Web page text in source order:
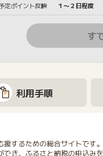
定ポイント反映
１〜２日程度
す
利用手順
するための総合サイトです。
き、ふるさと納税の申込み